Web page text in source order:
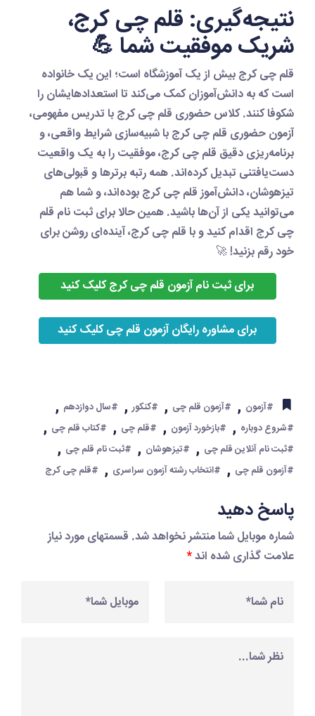
نتیجه‌گیری: قلم چی کرج،
شریک موفقیت شما 💪
قلم چی کرجبیش از یک آموزشگاه است؛ این یک خانواده
است که به دانش‌آموزان کمک می‌کند تا استعدادهایشان را
شکوفا کنند.کلاس حضوری قلم چی کرجبا تدریس مفهومی،
آزمون حضوری قلم چی کرجبا شبیه‌سازی شرایط واقعی، و
برنامه‌ریزی دقیق قلم چی کرج، موفقیت را به یک واقعیت
دست‌یافتنی تبدیل کرده‌اند. همه رتبه برترها و قبولی‌های
تیزهوشان، دانش‌آموزقلم چی کرجبوده‌اند، و شما هم
می‌توانید یکی از آن‌ها باشید. همین حالا برایثبت نام قلم
چی کرجاقدام کنید و باقلم چی کرج، آینده‌ای روشن برای
خود رقم بزنید! 🚀
برای ثبت نام آزمون قلم چی کرج کلیک کنید
برای مشاوره رایگان آزمون قلم چی کلیک کنید
#آزمون , #آزمون قلم چی , #کنکور , #سال دوازدهم ,
#شروع دوباره , #بازخورد آزمون , #قلم چی , #کتاب قلم چی ,
#ثبت نام آنلاین قلم چی , #تیزهوشان , #ثبت نام قلم چی ,
#آزمون قلم چی , #انتخاب رشته آزمون سراسری , #قلم چی کرج
پاسخ دهید
شماره موبایل شما منتشر نخواهد شد. قسمتهای مورد نیاز
علامت گذاری شده اند*